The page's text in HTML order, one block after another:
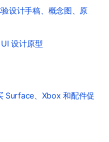
设计手稿、概念图、原
设计原型
Surface、Xbox 和配件促